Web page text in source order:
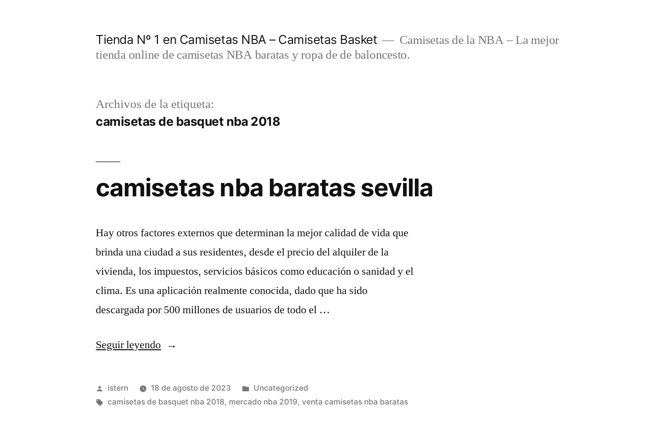
Tienda Nº 1 en Camisetas NBA – Camisetas Basket
Camisetas de la NBA – La mejor
tienda online de camisetas NBA baratas y ropa de de baloncesto.
Archivos de la etiqueta:
camisetas de basquet nba 2018
camisetas nba baratas sevilla
Hay otros factores externos que determinan la mejor calidad de vida que
brinda una ciudad a sus residentes, desde el precio del alquiler de la
vivienda, los impuestos, servicios básicos como educación o sanidad y el
clima. Es una aplicación realmente conocida, dado que ha sido
descargada por 500 millones de usuarios de todo el …
Seguir leyendo«camisetas
baratas
sevilla»
Publicado
por
istern 18 de agosto de 2023
Publicado
en
Uncategorized
Etiquetas:
camisetas de basquet nba 2018, mercado nba 2019,venta camisetas nba baratas